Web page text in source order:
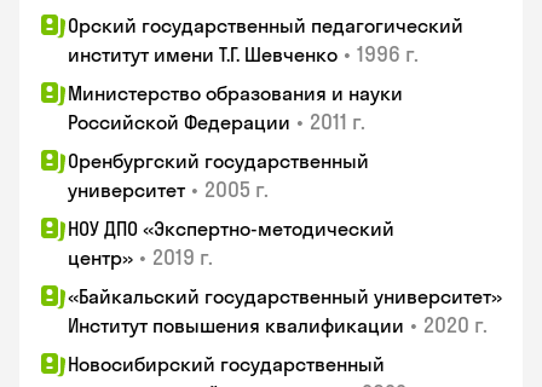
Орский государственный педагогический
институт имени Т.Г. Шевченко • 1996 г.
Министерство образования и науки
Российской Федерации • 2011 г.
Оренбургский государственный
университет • 2005 г.
НОУ ДПО «Экспертно-методический
центр» • 2019 г.
«Байкальский государственный университет»
Институт повышения квалификации • 2020 г.
Новосибирский государственный